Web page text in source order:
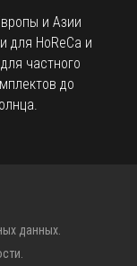
и Азии
для HoReCa и
частного
до
данных.